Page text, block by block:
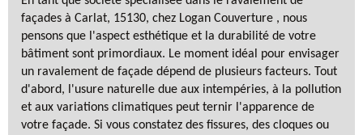
façades à Carlat, 15130, chez Logan Couverture , nous
pensons que l'aspect esthétique et la durabilité de votre
bâtiment sont primordiaux. Le moment idéal pour envisager
un ravalement de façade dépend de plusieurs facteurs. Tout
d'abord, l'usure naturelle due aux intempéries, à la pollution
et aux variations climatiques peut ternir l'apparence de
votre façade. Si vous constatez des fissures, des cloques ou